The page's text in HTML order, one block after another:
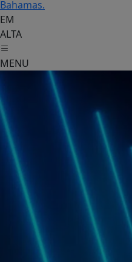
Bahamas.
EM
ALTA
MENU